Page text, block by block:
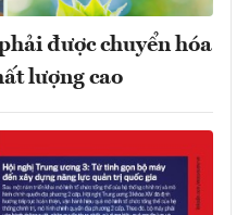
được chuyển hóa
lượng cao